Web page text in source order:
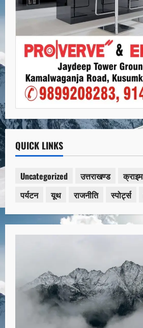
QUICK LINKS
Uncategorized उत्तराखण्ड क्राइम
पर्यटन
यूथ राजनीति स्पोर्ट्स